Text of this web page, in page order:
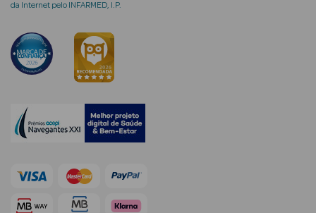
Cosmética
Rosto
Séruns Faciais
Anti-
envelhecimento
da Internet pelo INFARMED, I.P.